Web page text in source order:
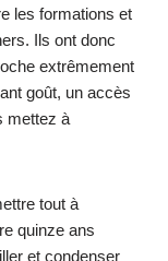
les formations et
Ils ont donc
extrêmement
goût, un accès
mettez à
tout à
quinze ans
et condenser